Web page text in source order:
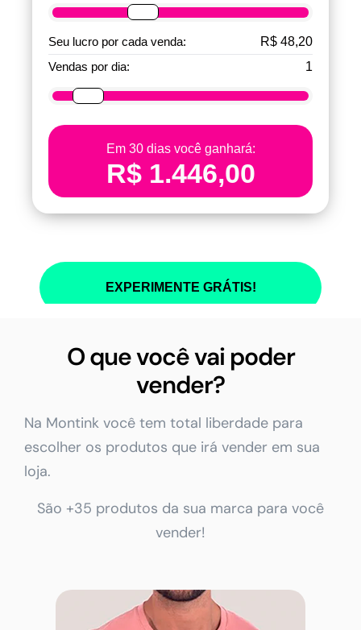
O que você vai poder
vender?
Na Montink você tem total liberdade para
escolher os produtos que irá vender em sua
loja.
São +35 produtos da sua marca para você
vender!